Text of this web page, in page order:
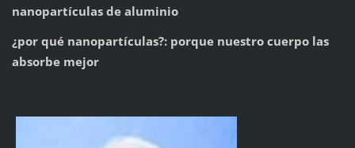
nanopartículas de aluminio
¿por qué nanopartículas?: porque nuestro cuerpo las
absorbe mejor